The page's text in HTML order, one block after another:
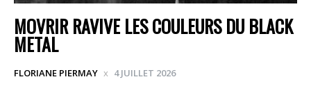
MOVRIR RAVIVE LES COULEURS DU BLACK
METAL
FLORIANE PIERMAY 4 JUILLET 2026